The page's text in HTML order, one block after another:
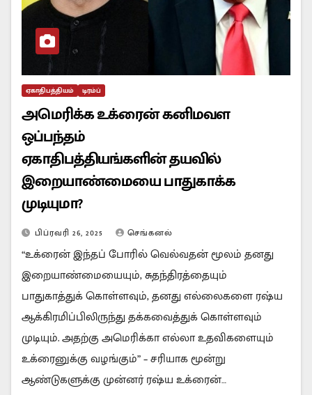
ஏகாதிபத்தியம் டிரம்ப்
அமெரிக்க உக்ரைன் கனிமவள
ஒப்பந்தம்
ஏகாதிபத்தியங்களின் தயவில்
இறையாண்மையை பாதுகாக்க
முடியுமா?
பிப்ரவரி 26, 2025 செங்கனல்
“உக்ரைன் இந்தப் போரில் வெல்வதன் மூலம் தனது
இறையாண்மையையும், சுதந்திரத்தையும்
பாதுகாத்துக் கொள்ளவும், தனது எல்லைகளை ரஷ்ய
ஆக்கிரமிப்பிலிருந்து தக்கவைத்துக் கொள்ளவும்
முடியும். அதற்கு அமெரிக்கா எல்லா உதவிகளையும்
உக்ரைனுக்கு வழங்கும்” – சரியாக மூன்று
ஆண்டுகளுக்கு முன்னர் ரஷ்ய உக்ரைன்…